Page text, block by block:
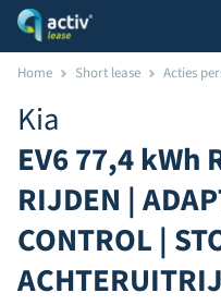
Home Short lease Acties
Kia
EV6 77,4 kWh
RIJDEN |
CONTROL |